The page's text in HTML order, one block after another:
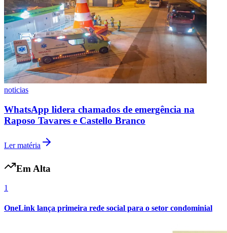
noticias
WhatsApp lidera chamados de emergência na
Raposo Tavares e Castello Branco
Ler matéria
Em Alta
1
OneLink lança primeira rede social para o setor condominial